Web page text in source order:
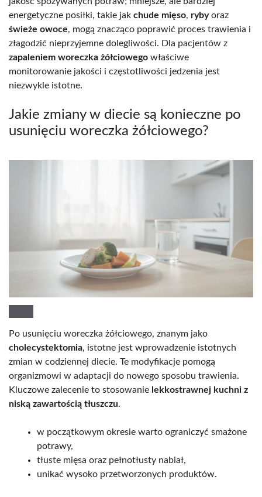
energetyczne posiłki, takie jak chude mięso, rybyoraz
świeże owoce, mogą znacząco poprawić proces trawienia i
złagodzić nieprzyjemne dolegliwości. Dla pacjentów z
zapaleniem woreczka żółciowego właściwe
monitorowanie jakości i częstotliwości jedzenia jest
niezwykle istotne.
Jakie zmiany w diecie są konieczne po
usunięciu woreczka żółciowego?
Po usunięciu woreczka żółciowego, znanym jako
cholecystektomia, istotne jest wprowadzenie istotnych
zmian w codziennej diecie. Te modyfikacje pomogą
organizmowi w adaptacji do nowego sposobu trawienia.
Kluczowe zalecenie to stosowanie lekkostrawnej kuchni z
niską zawartością tłuszczu.
w początkowym okresie warto ograniczyć smażone
potrawy,
tłuste mięsa oraz pełnotłusty nabiał,
unikać wysoko przetworzonych produktów.